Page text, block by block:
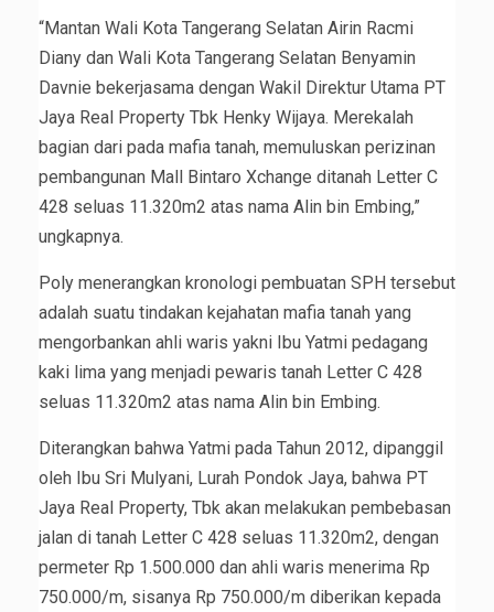
“Mantan Wali Kota Tangerang Selatan Airin Racmi
Diany dan Wali Kota Tangerang Selatan Benyamin
Davnie bekerjasama dengan Wakil Direktur Utama PT
Jaya Real Property Tbk Henky Wijaya. Merekalah
bagian dari pada mafia tanah, memuluskan perizinan
pembangunan Mall Bintaro Xchange ditanah Letter C
428 seluas 11.320m2 atas nama Alin bin Embing,”
ungkapnya.
Poly menerangkan kronologi pembuatan SPH tersebut
adalah suatu tindakan kejahatan mafia tanah yang
mengorbankan ahli waris yakni Ibu Yatmi pedagang
kaki lima yang menjadi pewaris tanah Letter C 428
seluas 11.320m2 atas nama Alin bin Embing.
Diterangkan bahwa Yatmi pada Tahun 2012, dipanggil
oleh Ibu Sri Mulyani, Lurah Pondok Jaya, bahwa PT
Jaya Real Property, Tbk akan melakukan pembebasan
jalan di tanah Letter C 428 seluas 11.320m2, dengan
permeter Rp 1.500.000 dan ahli waris menerima Rp
750.000/m, sisanya Rp 750.000/m diberikan kepada